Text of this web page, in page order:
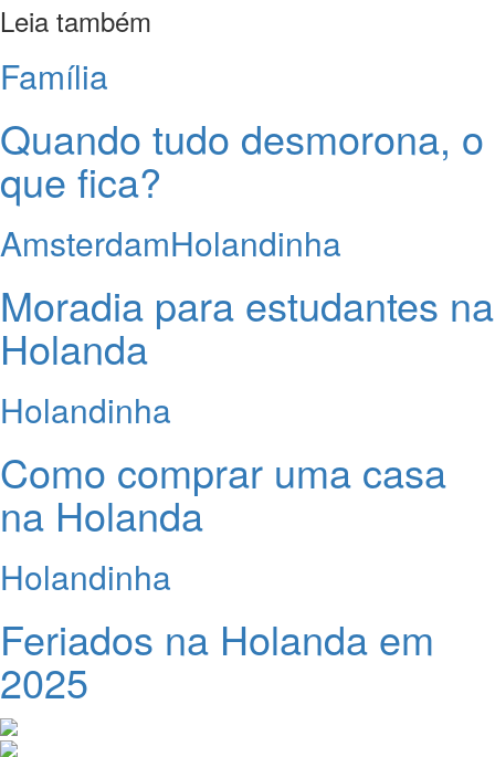
Leia também
Família
Quando tudo desmorona, o
que fica?
AmsterdamHolandinha
Moradia para estudantes na
Holanda
Holandinha
Como comprar uma casa
na Holanda
Holandinha
Feriados na Holanda em
2025